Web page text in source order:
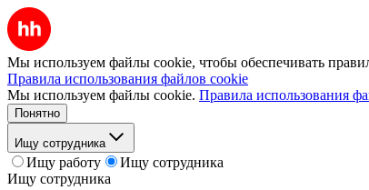
Мы используем файлы cookie, чтобы обеспечивать
Правила использования файлов cookie
Мы используем файлы cookie. Правила использования
Понятно
Ищу сотрудника
Ищу работу
Ищу сотрудника
Ищу сотрудника